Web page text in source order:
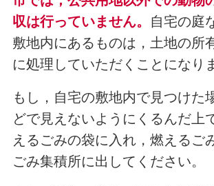
収は行っていません。 自宅の庭
敷地内にあるものは，土地の所
に処理していただくことになり
もし，自宅の敷地内で見つけた
どで見えないようにくるんだ上
えるごみの袋に入れ，燃えるご
ごみ集積所に出してください。